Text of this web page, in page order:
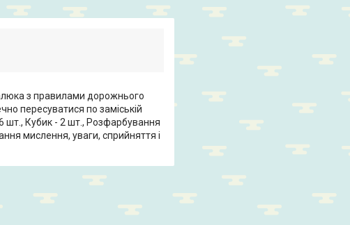
з правилами дорожнього
пересуватися по заміській
шт., Кубик - 2 шт., Розфарбування
мислення, уваги, сприйняття і